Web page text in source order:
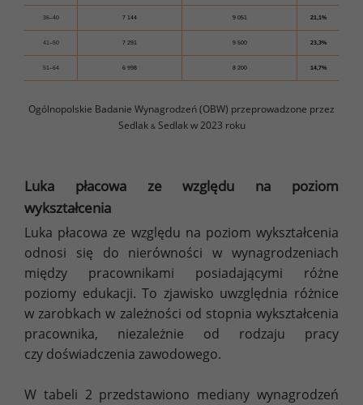
36–40 7 144 9 051 21,1%
41–50 7 291 9 500 23,3%
51–64 6 998 8 200 14,7%
Ogólnopolskie Badanie Wynagrodzeń (OBW) przeprowadzone przez
Sedlak &Sedlak w 2023 roku
Luka płacowa ze względu na poziom
wykształcenia
Luka płacowa ze względu na poziom wykształcenia
odnosi się do nierówności w wynagrodzeniach
między pracownikami posiadającymi różne
poziomy edukacji. To zjawisko uwzględnia różnice
w zarobkach w zależności od stopnia wykształcenia
pracownika, niezależnie od rodzaju pracy
czy doświadczenia zawodowego.
W tabeli 2 przedstawiono mediany wynagrodzeń